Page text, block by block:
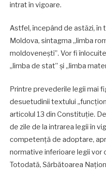
intrat în vigoare.
Astfel, începând de astăzi, în
Moldova, sintagma „limba
moldovenești”. Vor fi
„limba de stat” și „limba
Printre prevederile legii mai
desuetudinii textului
articolul 13 din Constituție.
de zile de la intrarea legii în
competență de adoptare,
normative inferioare legii vor
Totodată, Sărbătoarea